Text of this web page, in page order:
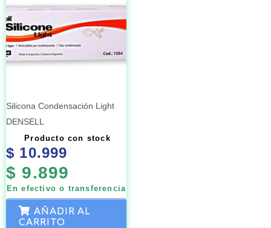
Silicona Condensación Light
DENSELL
Producto con stock
$ 10.999
$ 9.899
En efectivo o transferencia
AÑADIR AL
CARRITO